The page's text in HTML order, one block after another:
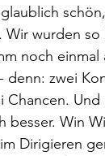
wurden
noch einmal
denn: zwei
Chancen.
besser. Win
Dirigieren